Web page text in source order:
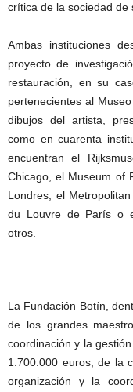
crítica de la sociedad de
Ambas instituciones
proyecto de
restauración, en su
pertenecientes al
dibujos del artista,
como en cuarenta
encuentran el
Chicago, el Museum of
Londres, el
du Louvre de París o
otros.
La Fundación Botín,
de los grandes
coordinación y la
1.700.000 euros, de la
organización y la